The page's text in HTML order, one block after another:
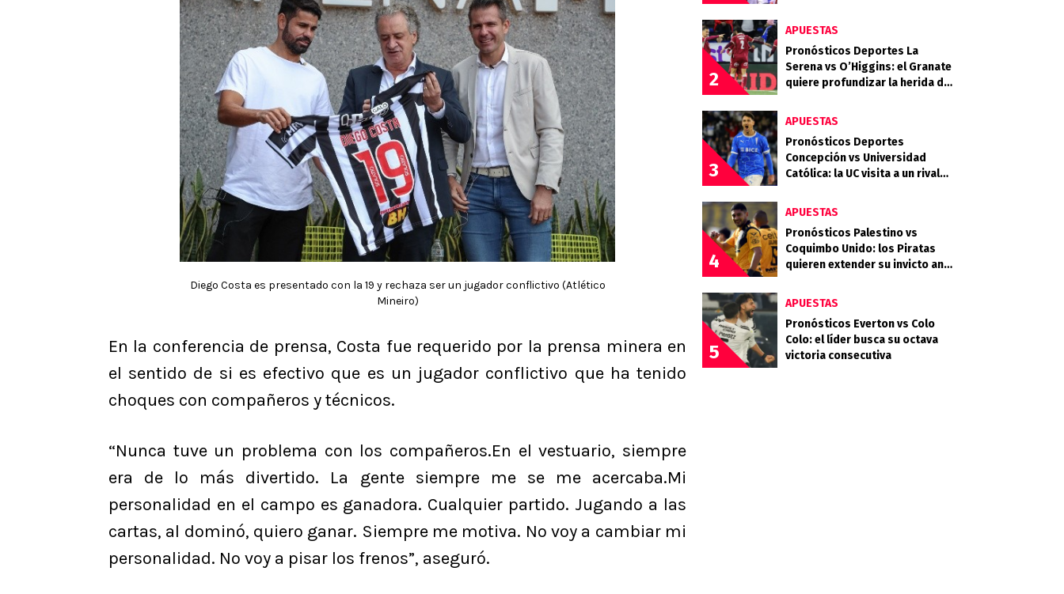
Diego Costa es presentado con la 19 y rechaza ser un jugador conflictivo (Atlético
Mineiro)
En la conferencia de prensa, Costa fue requerido por la prensa minera en
el sentido de si es efectivo que es un jugador conflictivo que ha tenido
choques con compañeros y técnicos.
“Nunca tuve un problema con los compañeros.En el vestuario, siempre
era de lo más divertido. La gente siempre me se me acercaba.Mi
personalidad en el campo es ganadora. Cualquier partido. Jugando a las
cartas, al dominó, quiero ganar. Siempre me motiva. No voy a cambiar mi
personalidad. No voy a pisar los frenos”, aseguró.
2
APUESTAS
Pronósticos Deportes La
Serena vs O’Higgins: el Granate
quiere profundizar la herida del
3
APUESTAS
Pronósticos Deportes
Concepción vs Universidad
Católica: la UC visita a un rival
4
APUESTAS
Pronósticos Palestino vs
Coquimbo Unido: los Piratas
quieren extender su invicto ante
5
APUESTAS
Pronósticos Everton vs Colo
Colo: el líder busca su octava
victoria consecutiva